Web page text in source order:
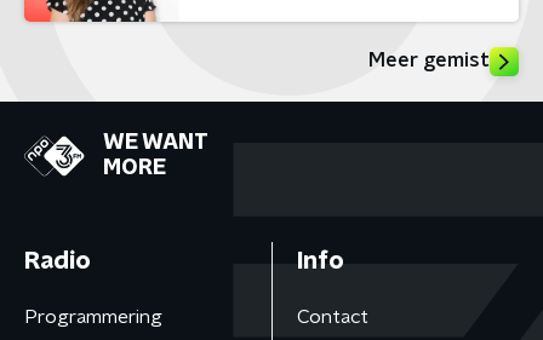
Meer gemist
WE WANT
MORE
Radio
Programmering
Info
Contact